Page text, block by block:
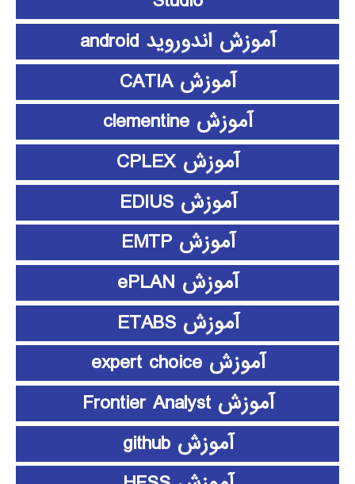
آموزش اندوروید android
آموزش CATIA
آموزش clementine
آموزش CPLEX
آموزش EDIUS
آموزش EMTP
آموزش ePLAN
آموزش ETABS
آموزش expert choice
آموزش Frontier Analyst
آموزش github